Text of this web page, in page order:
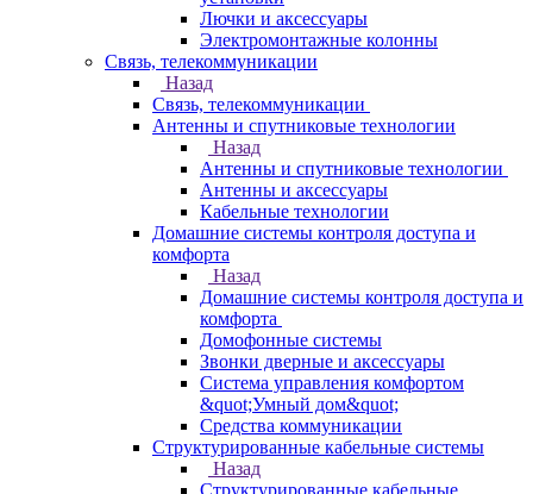
Лючки и аксессуары
Электромонтажные колонны
Связь, телекоммуникации
Назад
Связь, телекоммуникации
Антенны и спутниковые технологии
Назад
Антенны и спутниковые технологии
Антенны и аксессуары
Кабельные технологии
Домашние системы контроля доступа и
комфорта
Назад
Домашние системы контроля доступа и
комфорта
Домофонные системы
Звонки дверные и аксессуары
Система управления комфортом
&quot;Умный дом&quot;
Средства коммуникации
Структурированные кабельные системы
Назад
Структурированные кабельные